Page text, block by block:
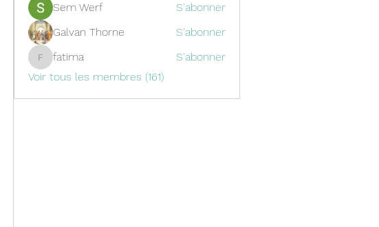
Sem Werf
S'abonner
Galvan Thorne
S'abonner
fatima
fatima
S'abonner
Voir tous les membres (161)